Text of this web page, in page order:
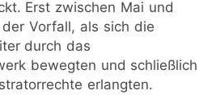
Erst zwischen Mai und
Vorfall, als sich die
durch das
bewegten und schließlich
erlangten.